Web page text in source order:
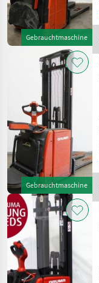
Gebrauchtmaschine
Gebrauchtmaschine